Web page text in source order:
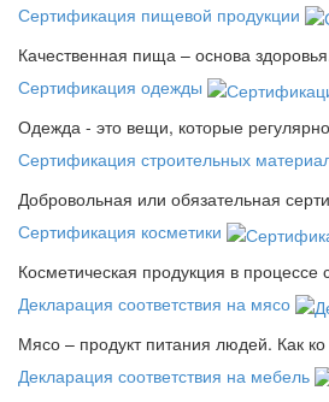
Сертификация пищевой продукции
Качественная пища – основа
Сертификация одежды
Одежда - это вещи, которые
Сертификация строительных
Добровольная или обязательная
Сертификация косметики
Косметическая продукция в
Декларация соответствия на мясо
Мясо – продукт питания людей. Как
Декларация соответствия на мебель